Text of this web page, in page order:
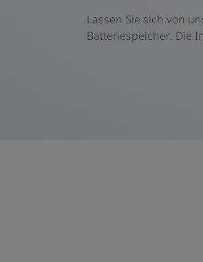
Lassen Sie sich von
Batteriespeicher. Die